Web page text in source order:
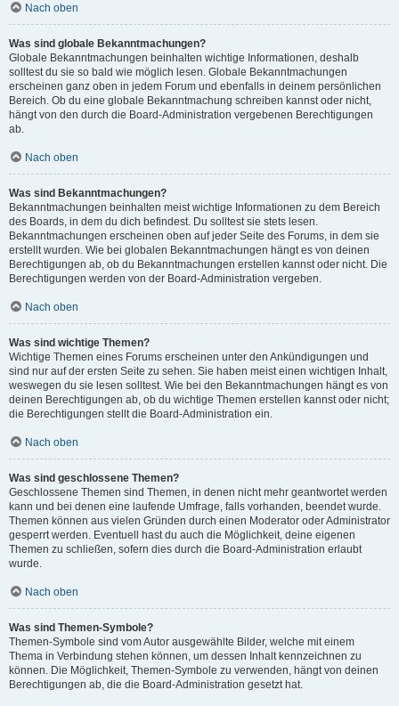
Nach oben
Was sind globale Bekanntmachungen?
Globale Bekanntmachungen beinhalten wichtige Informationen, deshalb
solltest du sie so bald wie möglich lesen. Globale Bekanntmachungen
erscheinen ganz oben in jedem Forum und ebenfalls in deinem persönlichen
Bereich. Ob du eine globale Bekanntmachung schreiben kannst oder nicht,
hängt von den durch die Board-Administration vergebenen Berechtigungen
ab.
Nach oben
Was sind Bekanntmachungen?
Bekanntmachungen beinhalten meist wichtige Informationen zu dem Bereich
des Boards, in dem du dich befindest. Du solltest sie stets lesen.
Bekanntmachungen erscheinen oben auf jeder Seite des Forums, in dem sie
erstellt wurden. Wie bei globalen Bekanntmachungen hängt es von deinen
Berechtigungen ab, ob du Bekanntmachungen erstellen kannst oder nicht. Die
Berechtigungen werden von der Board-Administration vergeben.
Nach oben
Was sind wichtige Themen?
Wichtige Themen eines Forums erscheinen unter den Ankündigungen und
sind nur auf der ersten Seite zu sehen. Sie haben meist einen wichtigen Inhalt,
weswegen du sie lesen solltest. Wie bei den Bekanntmachungen hängt es von
deinen Berechtigungen ab, ob du wichtige Themen erstellen kannst oder nicht;
die Berechtigungen stellt die Board-Administration ein.
Nach oben
Was sind geschlossene Themen?
Geschlossene Themen sind Themen, in denen nicht mehr geantwortet werden
kann und bei denen eine laufende Umfrage, falls vorhanden, beendet wurde.
Themen können aus vielen Gründen durch einen Moderator oder Administrator
gesperrt werden. Eventuell hast du auch die Möglichkeit, deine eigenen
Themen zu schließen, sofern dies durch die Board-Administration erlaubt
wurde.
Nach oben
Was sind Themen-Symbole?
Themen-Symbole sind vom Autor ausgewählte Bilder, welche mit einem
Thema in Verbindung stehen können, um dessen Inhalt kennzeichnen zu
können. Die Möglichkeit, Themen-Symbole zu verwenden, hängt von deinen
Berechtigungen ab, die die Board-Administration gesetzt hat.